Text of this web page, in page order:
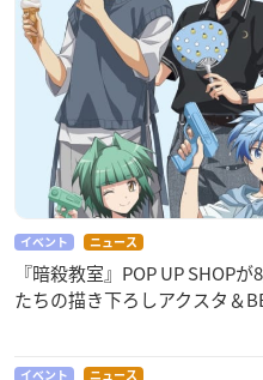
イベント ニュース
『暗殺教室』POP UP SHOP
たちの描き下ろしアクスタ＆
イベント ニュース